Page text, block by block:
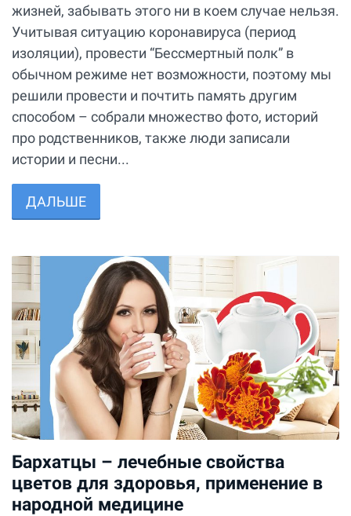
жизней, забывать этого ни в коем случае нельзя.
Учитывая ситуацию коронавируса (период
изоляции), провести “Бессмертный полк” в
обычном режиме нет возможности, поэтому мы
решили провести и почтить память другим
способом – собрали множество фото, историй
про родственников, также люди записали
истории и песни...
ДАЛЬШЕ
Бархатцы – лечебные свойства
цветов для здоровья, применение в
народной медицине